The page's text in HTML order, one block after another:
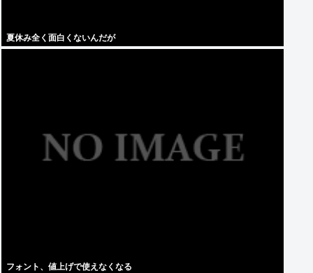
夏休み全く面白くないんだが
フォント、値上げで使えなくなる